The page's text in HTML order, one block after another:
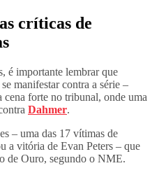
críticas de
é importante lembrar que
manifestar contra a série –
forte no tribunal, onde uma
Dahmer.
– uma das 17 vítimas de
a vitória de Evan Peters – que
de Ouro, segundo o NME.